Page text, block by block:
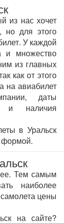
из нас хочет
но для этого
У каждой
и множество
из главных
как от этого
на авиабилет
даты
и наличия
в Уральск
формой.
Тем самым
наиболее
цены
на сайте?